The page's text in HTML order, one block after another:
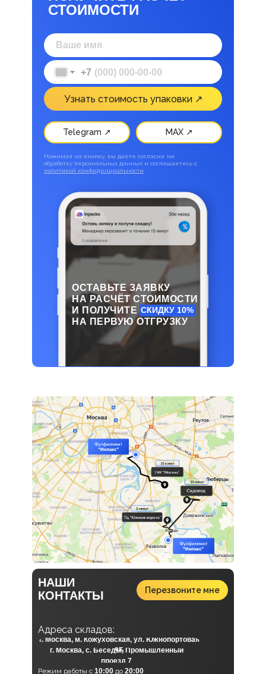
+7
Узнать стоимость упаковки ↗
Нажимая на кнопку, вы даете согласие на
обработку персональных данных и соглашаетесь c
политикой конфиденциальности
СТОИМОСТИ
ОСТАВЬТЕ ЗАЯВКУ
НА РАСЧЁТ СТОИМОСТИ
И ПОЛУЧИТЕ
НА ПЕРВУЮ ОТГРУЗКУ
СКИДКУ 10%
MAX ↗
Telegram ↗
НАШИ
КОНТАКТЫ
Адреса складов:
Перезвоните мне
Режим работы с 10:00 до 20:00
г. Москва, с. Беседы, Промышленный
проезд 7
г. Москва, м. Кожуховская, ул. Южнопортовая
9Б